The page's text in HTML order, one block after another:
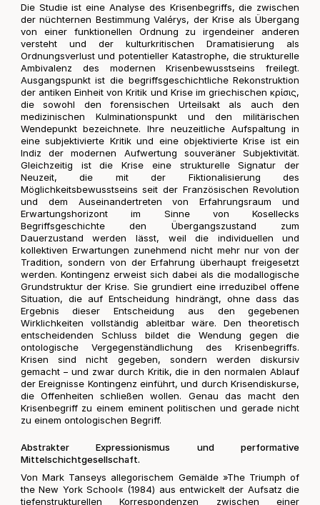
Die Studie ist eine Analyse des Krisenbegriffs, die zwischen
der nüchternen Bestimmung Valérys, der Krise als Übergang
von einer funktionellen Ordnung zu irgendeiner anderen
versteht und der kulturkritischen Dramatisierung als
Ordnungsverlust und potentieller Katastrophe, die strukturelle
Ambivalenz des modernen Krisenbewusstseins freilegt.
Ausgangspunkt ist die begriffsgeschichtliche Rekonstruktion
der antiken Einheit von Kritik und Krise im griechischen κρίσις,
die sowohl den forensischen Urteilsakt als auch den
medizinischen Kulminationspunkt und den militärischen
Wendepunkt bezeichnete. Ihre neuzeitliche Aufspaltung in
eine subjektivierte Kritik und eine objektivierte Krise ist ein
Indiz der modernen Aufwertung souveräner Subjektivität.
Gleichzeitig ist die Krise eine strukturelle Signatur der
Neuzeit, die mit der Fiktionalisierung des
Möglichkeitsbewusstseins seit der Französischen Revolution
und dem Auseinandertreten von Erfahrungsraum und
Erwartungshorizont im Sinne von Kosellecks
Begriffsgeschichte den Übergangszustand zum
Dauerzustand werden lässt, weil die individuellen und
kollektiven Erwartungen zunehmend nicht mehr nur von der
Tradition, sondern von der Erfahrung überhaupt freigesetzt
werden. Kontingenz erweist sich dabei als die modallogische
Grundstruktur der Krise. Sie grundiert eine irreduzibel offene
Situation, die auf Entscheidung hindrängt, ohne dass das
Ergebnis dieser Entscheidung aus den gegebenen
Wirklichkeiten vollständig ableitbar wäre. Den theoretisch
entscheidenden Schluss bildet die Wendung gegen die
ontologische Vergegenständlichung des Krisenbegriffs.
Krisen sind nicht gegeben, sondern werden diskursiv
gemacht – und zwar durch Kritik, die in den normalen Ablauf
der Ereignisse Kontingenz einführt, und durch Krisendiskurse,
die Offenheiten schließen wollen. Genau das macht den
Krisenbegriff zu einem eminent politischen und gerade nicht
zu einem ontologischen Begriff.
Abstrakter Expressionismus und performative
Mittelschichtgesellschaft.
Von Mark Tanseys allegorischem Gemälde »The Triumph of
the New York School« (1984) aus entwickelt der Aufsatz die
tiefenstrukturellen Korrespondenzen zwischen einer